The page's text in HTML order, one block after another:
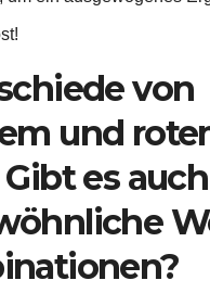
von
und
es auch